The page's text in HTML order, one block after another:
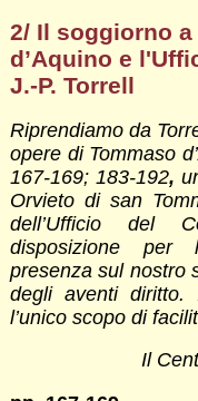
2/ Il soggiorno a
d’Aquino e
J.-P. Torrell
Riprendiamo da
opere di Tommaso
167-169; 183-192,
Orvieto di san
dell’Ufficio del
disposizione per
presenza sul nostro
degli aventi
l’unico scopo di
Il